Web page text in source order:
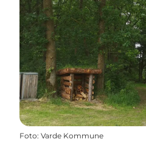
Foto: Varde Kommune